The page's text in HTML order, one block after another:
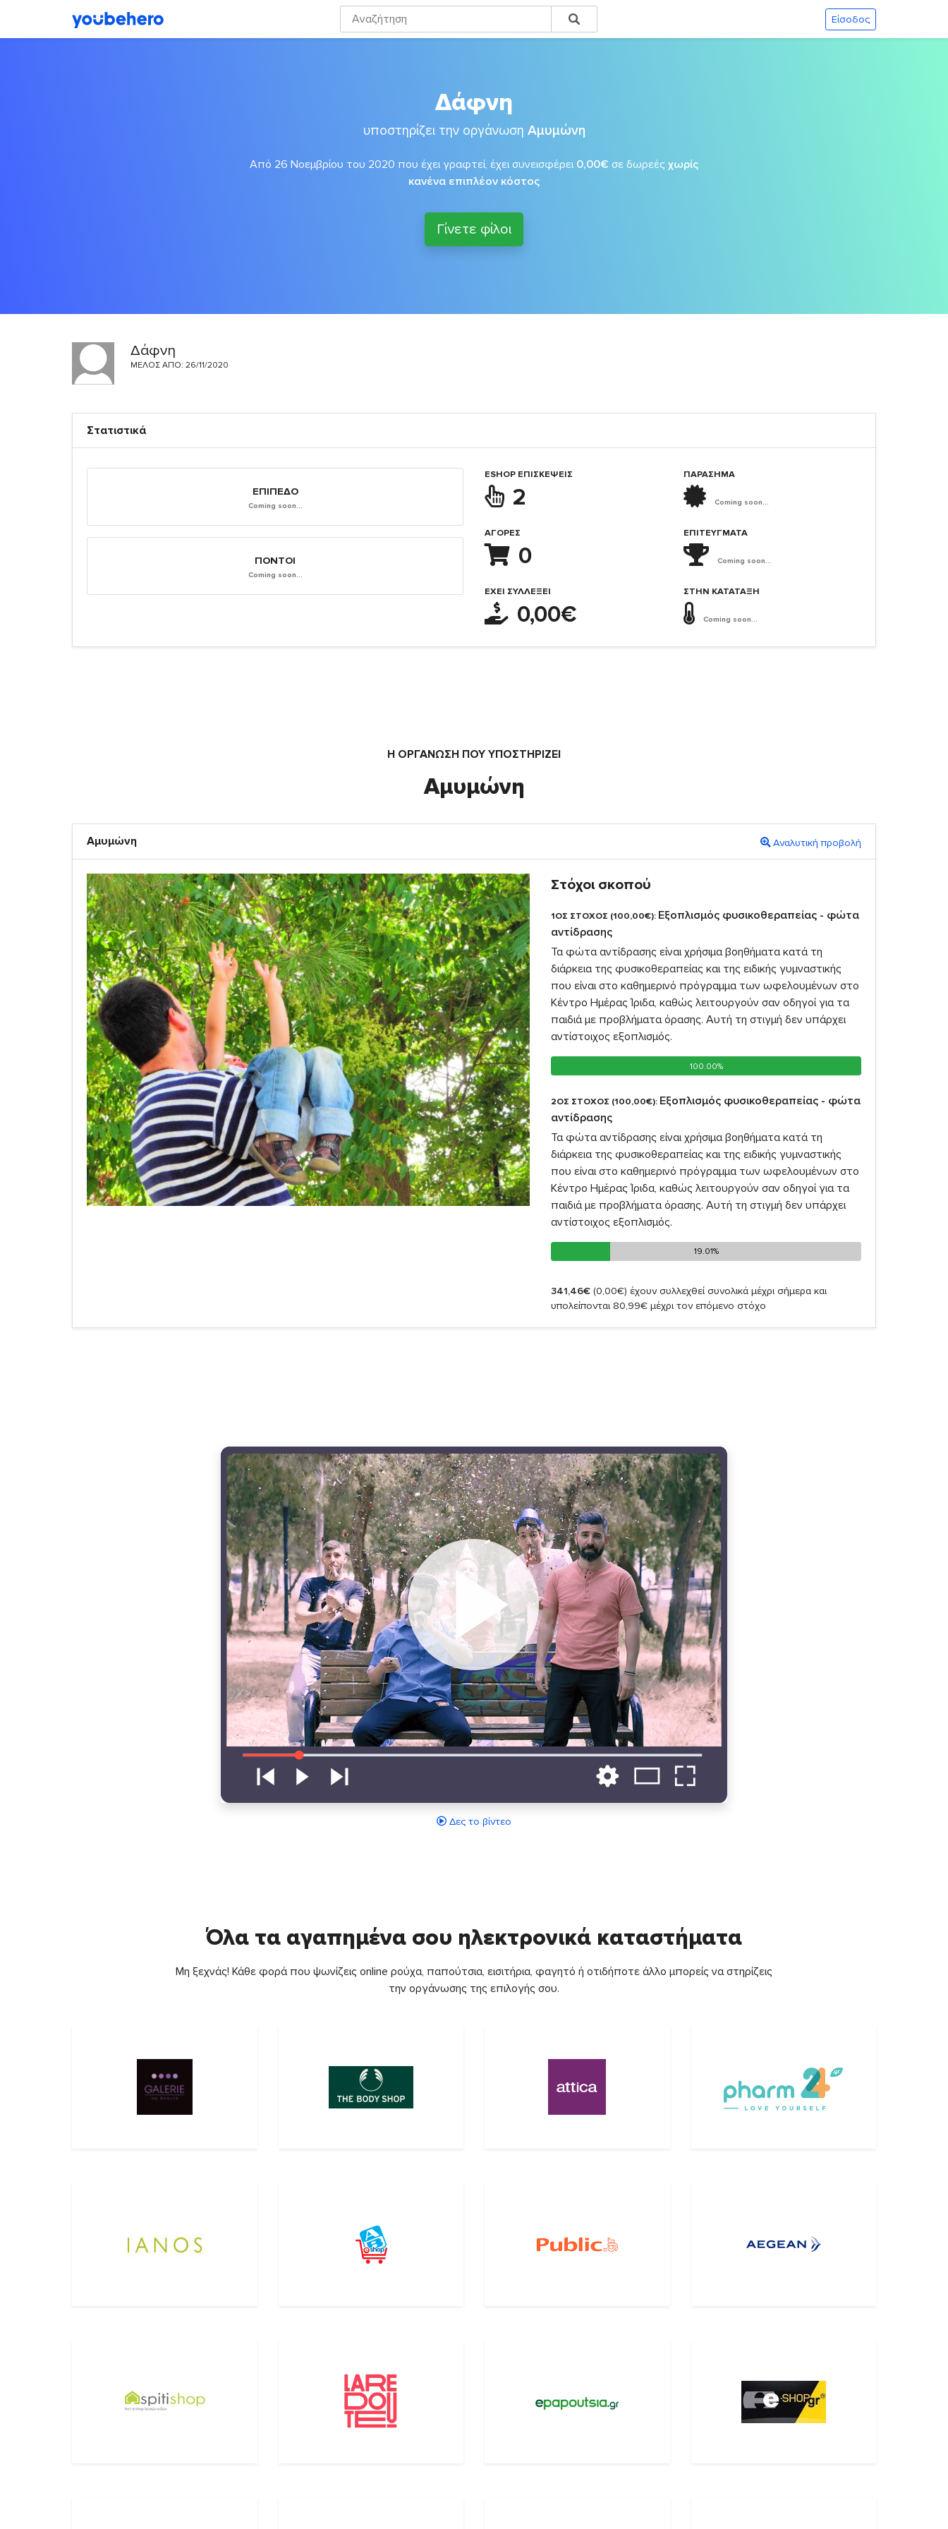
Είσοδος
Δάφνη
υποστηρίζει την οργάνωση Αμυμώνη
Από 26 Νοεμβρίου του 2020 που έχει γραφτεί, έχει συνεισφέρει 0,00€ σε δωρεές χωρίς
κανένα επιπλέον κόστος
Γίνετε φίλοι
Δάφνη
ΜΈΛΟΣ ΑΠΌ: 26/11/2020
Στατιστικά
ΕΠΊΠΕΔΟ
Coming soon...
ΠΌΝΤΟΙ
Coming soon...
ESHOP ΕΠΙΣΚΈΨΕΙΣ
2
ΑΓΟΡΈΣ
0
ΈΧΕΙ ΣΥΛΛΈΞΕΙ
0,00€
ΠΑΡΑΣΗΜΑ
Coming soon...
ΕΠΙΤΕΎΓΜΑΤΑ
Coming soon...
ΣΤΗΝ ΚΑΤΆΤΑΞΗ
Coming soon...
Η ΟΡΓΆΝΩΣΗ ΠΟΥ ΥΠΟΣΤΗΡΙΖΕΙ
Αμυμώνη
Αμυμώνη Αναλυτική προβολή
Στόχοι σκοπού
1ΟΣ ΣΤΟΧΟΣ (100,00€): Εξοπλισμός φυσικοθεραπείας - φώτα
αντίδρασης
Τα φώτα αντίδρασης είναι χρήσιμα βοηθήματα κατά τη
διάρκεια της φυσικοθεραπείας και της ειδικής γυμναστικής
που είναι στο καθημερινό πρόγραμμα των ωφελουμένων στο
Κέντρο Ημέρας Ίριδα, καθώς λειτουργούν σαν οδηγοί για τα
παιδιά με προβλήματα όρασης. Αυτή τη στιγμή δεν υπάρχει
αντίστοιχος εξοπλισμός.
100.00%
100.00%
2ΟΣ ΣΤΟΧΟΣ (100,00€): Εξοπλισμός φυσικοθεραπείας - φώτα
αντίδρασης
Τα φώτα αντίδρασης είναι χρήσιμα βοηθήματα κατά τη
διάρκεια της φυσικοθεραπείας και της ειδικής γυμναστικής
που είναι στο καθημερινό πρόγραμμα των ωφελουμένων στο
Κέντρο Ημέρας Ίριδα, καθώς λειτουργούν σαν οδηγοί για τα
παιδιά με προβλήματα όρασης. Αυτή τη στιγμή δεν υπάρχει
αντίστοιχος εξοπλισμός.
19.01%
19.01%
341,46€ (0,00€) έχουν συλλεχθεί συνολικά μέχρι σήμερα και
υπολείπονται 80,99€ μέχρι τον επόμενο στόχο
Δες το βίντεο
Όλα τα αγαπημένα σου ηλεκτρονικά καταστήματα
Μη ξεχνάς! Κάθε φορά που ψωνίζεις online ρούχα, παπούτσια, εισιτήρια, φαγητό ή οτιδήποτε άλλο μπορείς να στηρίζεις
την οργάνωσης της επιλογής σου.